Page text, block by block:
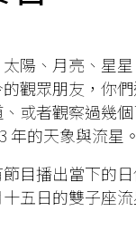
陽、月亮、星
觀眾朋友，你
或者觀察過幾
年的天象與流星。
目播出當下的
五日的雙子座